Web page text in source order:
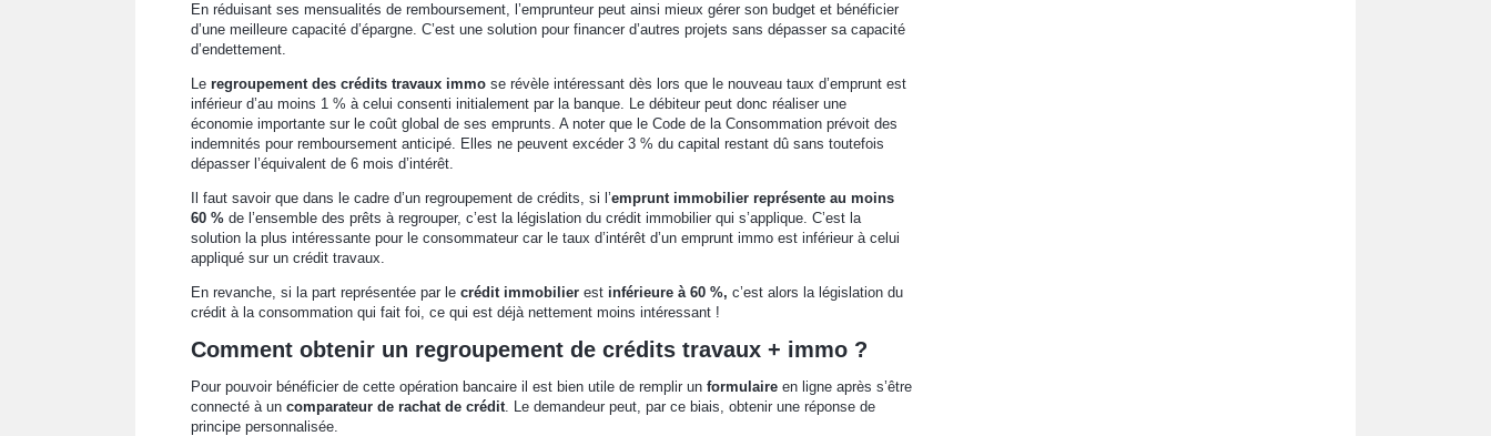
En réduisant ses mensualités de remboursement, l’emprunteur peut ainsi mieux gérer son budget et bénéficier
d’une meilleure capacité d’épargne. C’est une solution pour financer d’autres projets sans dépasser sa capacité
d’endettement.
Le regroupement des crédits travaux immo se révèle intéressant dès lors que le nouveau taux d’emprunt est
inférieur d’au moins 1 % à celui consenti initialement par la banque. Le débiteur peut donc réaliser une
économie importante sur le coût global de ses emprunts. A noter que le Code de la Consommation prévoit des
indemnités pour remboursement anticipé. Elles ne peuvent excéder 3 % du capital restant dû sans toutefois
dépasser l’équivalent de 6 mois d’intérêt.
Il faut savoir que dans le cadre d’un regroupement de crédits, si l’emprunt immobilier représente au moins
60 % de l’ensemble des prêts à regrouper, c’est la législation du crédit immobilier qui s’applique. C’est la
solution la plus intéressante pour le consommateur car le taux d’intérêt d’un emprunt immo est inférieur à celui
appliqué sur un crédit travaux.
En revanche, si la part représentée par le crédit immobilier est inférieure à 60 %, c’est alors la législation du
crédit à la consommation qui fait foi, ce qui est déjà nettement moins intéressant !
Comment obtenir un regroupement de crédits travaux + immo ?
Pour pouvoir bénéficier de cette opération bancaire il est bien utile de remplir un formulaire en ligne après s’être
connecté à un comparateur de rachat de crédit. Le demandeur peut, par ce biais, obtenir une réponse de
principe personnalisée.